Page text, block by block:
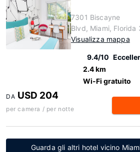
7301 Biscayne
Blvd, Miami, Florida
Visualizza mappa
9.4/10
2.4 km
Wi-Fi gratuito
DA USD 204
per camera / per notte
Guarda gli altri hotel vicino